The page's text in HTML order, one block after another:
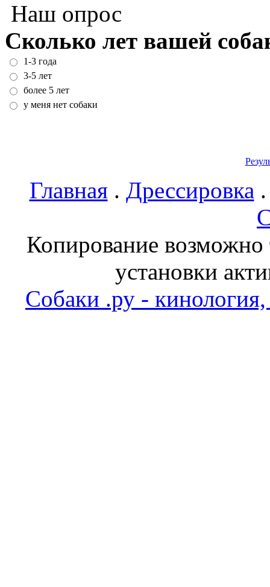
Наш опрос
Сколько лет вашей
1-3 года
3-5 лет
более 5 лет
у меня нет собаки
Главная. Дрессировка
Копирование возможно
установки
Собаки .ру - кинология,